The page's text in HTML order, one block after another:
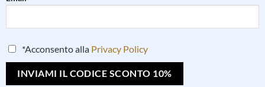
*Acconsento alla Privacy Policy